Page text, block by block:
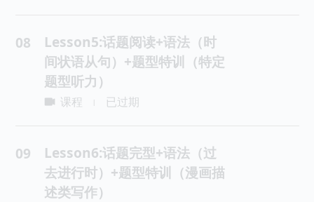
08
Lesson5:话题阅读+语法（时
间状语从句）+题型特训（特定
题型听力）
课程 已过期
09
Lesson6:话题完型+语法（过
去进行时）+题型特训（漫画描
述类写作）